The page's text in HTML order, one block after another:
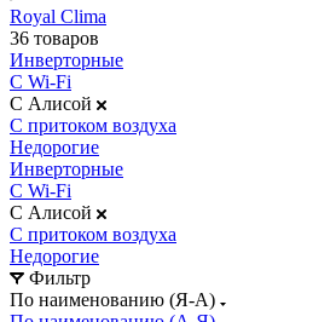
Royal Clima
36 товаров
Инверторные
С Wi-Fi
С Алисой
С притоком воздуха
Недорогие
Инверторные
С Wi-Fi
С Алисой
С притоком воздуха
Недорогие
Фильтр
По наименованию (Я-А)